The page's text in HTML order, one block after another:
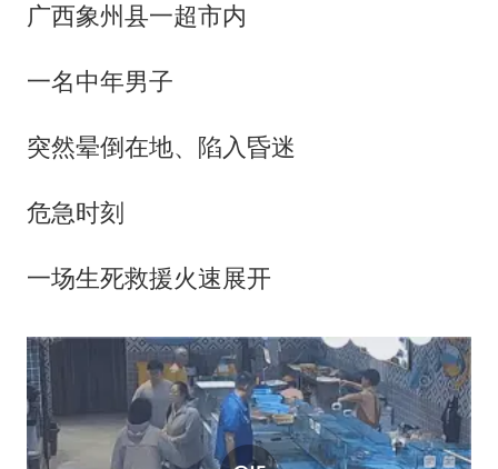
广西象州县一超市内
一名中年男子
突然晕倒在地、陷入昏迷
危急时刻
一场生死救援火速展开